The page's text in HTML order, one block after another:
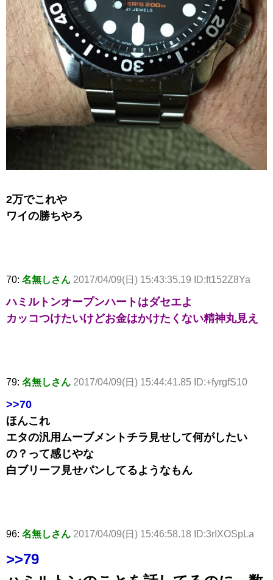
2万でこれや
ワイの勝ちやろ
70: 名無しさん 2017/04/09(日) 15:43:35.19 ID:ft152Z8Ya
ハミルトンオープンハートはダセエよ
カッコつけたいけどお金はかけたくない精神丸見え
79: 名無しさん 2017/04/09(日) 15:44:41.85 ID:+fyrgfS10
>>70
ほんこれ
エタの汎用ムーブメントチラ見せして何がしたい
の？って感じやな
白ブリーフ見せパンしてるようなもん
96: 名無しさん 2017/04/09(日) 15:46:58.18 ID:3rIXOSpLa
>>79